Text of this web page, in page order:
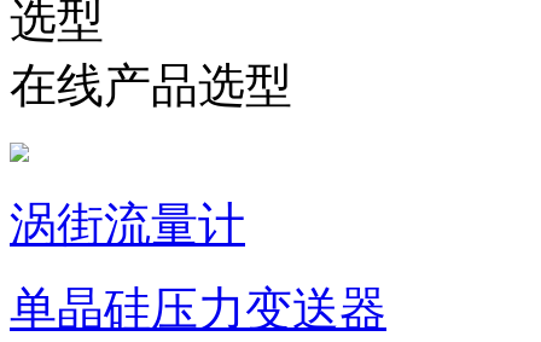
在线产品选型
涡街流量计
单晶硅压力变送器